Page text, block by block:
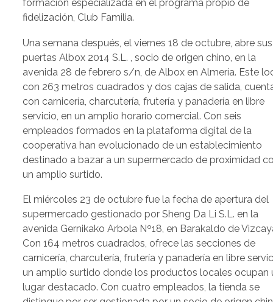
formación especializada en el programa propio de
fidelización, Club Familia.
Una semana después, el viernes 18 de octubre, abre sus
puertas Albox 2014 S.L. , socio de origen chino, en la
avenida 28 de febrero s/n, de Albox en Almería. Este
con 263 metros cuadrados y dos cajas de salida,
con carnicería, charcutería, frutería y panadería en libre
servicio, en un amplio horario comercial. Con seis
empleados formados en la plataforma digital de la
cooperativa han evolucionado de un establecimiento
destinado a bazar a un supermercado de proximidad
un amplio surtido.
El miércoles 23 de octubre fue la fecha de apertura del
supermercado gestionado por Sheng Da Li S.L. en la
avenida Gernikako Arbola Nº18, en Barakaldo de
Con 164 metros cuadrados, ofrece las secciones de
carnicería, charcutería, frutería y panadería en libre
un amplio surtido donde los productos locales ocupan
lugar destacado. Con cuatro empleados, la tienda se